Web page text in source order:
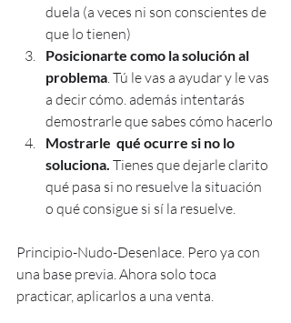
duela (a veces ni son conscientes de
que lo tienen)
Posicionarte como la solución al
problema . Tú le vas a ayudar y le vas
a decir cómo. además intentarás
demostrarle que sabes cómo hacerlo
Mostrarle  qué ocurre si no lo
soluciona. Tienes que dejarle clarito
qué pasa si no resuelve la situación
o qué consigue si sí la resuelve.
Principio-Nudo-Desenlace. Pero ya con
una base previa. Ahora solo toca
practicar, aplicarlos a una venta.